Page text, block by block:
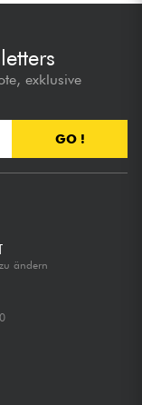
exklusive
GO !
ändern